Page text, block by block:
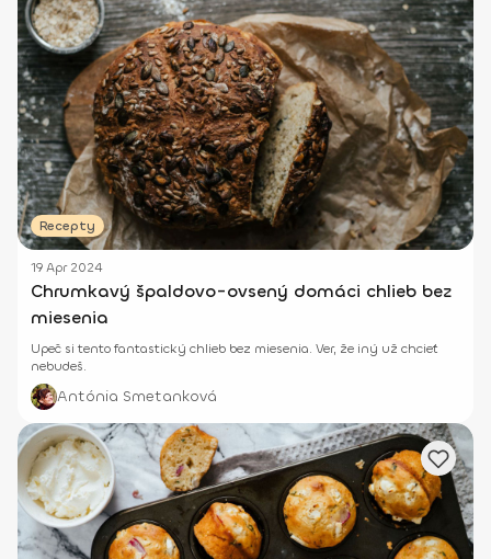
Recepty
19 Apr 2024
Chrumkavý špaldovo-ovsený domáci chlieb bez
miesenia
Upeč si tento fantastický chlieb bez miesenia. Ver, že iný už chcieť
nebudeš.
Antónia Smetanková